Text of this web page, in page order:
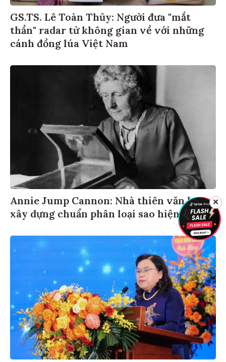
GS.TS. Lê Toàn Thủy: Người đưa "mắt
thần" radar từ không gian về với những
cánh đồng lúa Việt Nam
Annie Jump Cannon: Nhà thiên văn học
xây dựng chuẩn phân loại sao hiện đại
✕